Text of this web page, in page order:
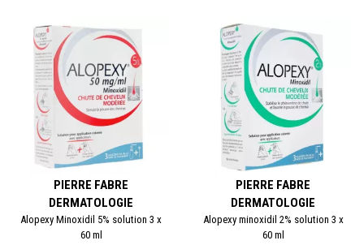
PIERRE FABRE
DERMATOLOGIE
Alopexy Minoxidil 5% solution 3 x
60 ml
PIERRE FABRE
DERMATOLOGIE
Alopexy minoxidil 2% solution 3 x
60 ml